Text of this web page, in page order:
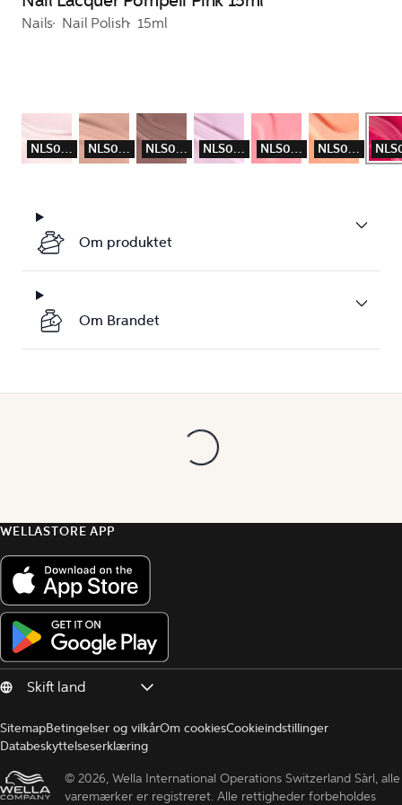
Nails Nail Polish 15ml
NLS061 NLS062 NLS063 NLS064 NLS065 NLS066
Om produktet
Om Brandet
WELLASTORE APP
SitemapBetingelser og vilkårOm cookiesCookieindstillinger
Databeskyttelseserklæring
© 2026, Wella International Operations Switzerland Sàrl, alle
varemærker er registreret. Alle rettigheder forbeholdes